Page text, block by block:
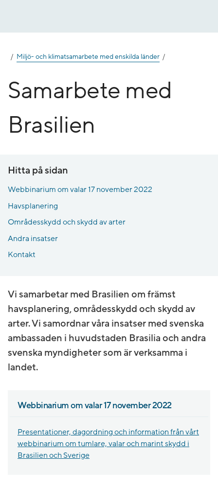
Miljö- och klimatsamarbete med enskilda länder
Samarbete med
Brasilien
Hitta på sidan
Webbinarium om valar 17 november 2022
Havsplanering
Områdesskydd och skydd av arter
Andra insatser
Kontakt
Vi samarbetar med Brasilien om främst
havsplanering, områdesskydd och skydd av
arter. Vi samordnar våra insatser med svenska
ambassaden i huvudstaden Brasilia och andra
svenska myndigheter som är verksamma i
landet.
Webbinarium om valar 17 november 2022
Presentationer, dagordning och information från vårt
webbinarium om tumlare, valar och marint skydd i
Brasilien och Sverige